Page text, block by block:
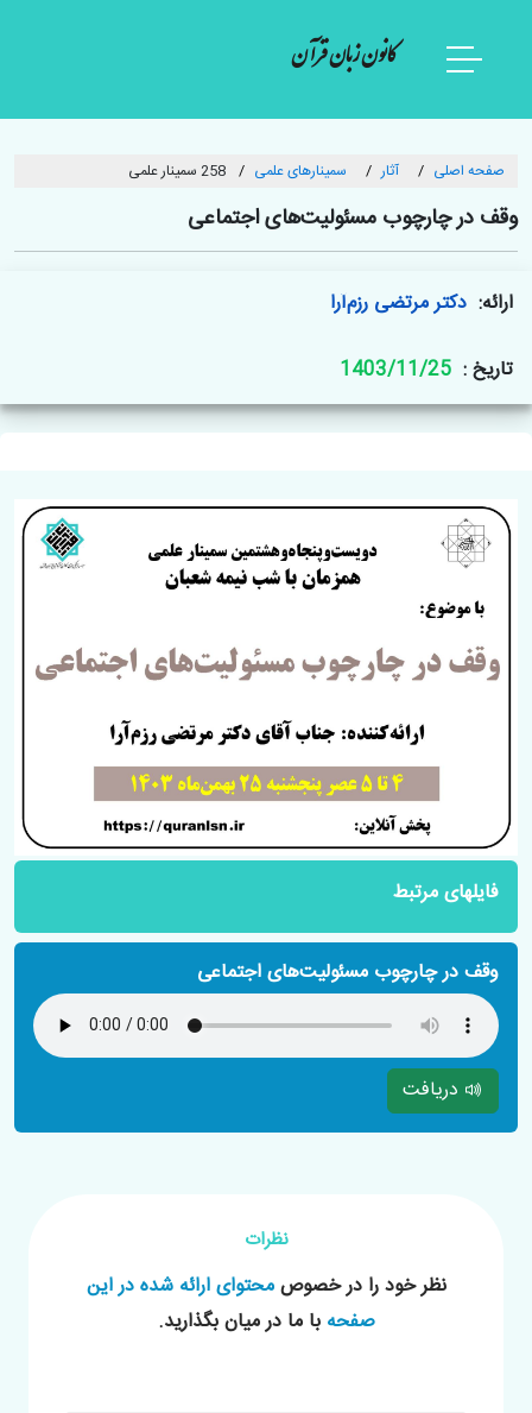
کانون زبان قرآن
صفحه اصلی آثار سمینارهای علمی 258 سمینار علمی
وقف در چارچوب مسئولیت‌های اجتماعی
ارائه: دکتر مرتضی رزم‌آرا
تاریخ : 1403/11/25
فایلهای مرتبط
وقف در چارچوب مسئولیت‌های اجتماعی
دریافت
نظرات
نظر خود را در خصوصمحتوای ارائه شده در این
صفحهبا ما در میان بگذارید.